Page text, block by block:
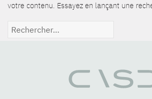
votre contenu. Essayez en lançant une
Rechercher :